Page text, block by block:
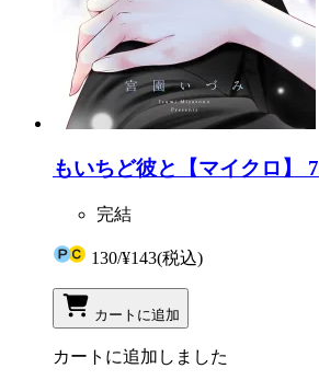
もいちど彼と【マイクロ】 7
完結
130/¥143(税込)
カートに追加
カートに追加しました